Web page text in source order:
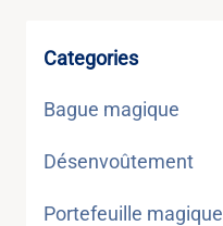
Categories
Bague magique
Désenvoûtement
Portefeuille magique